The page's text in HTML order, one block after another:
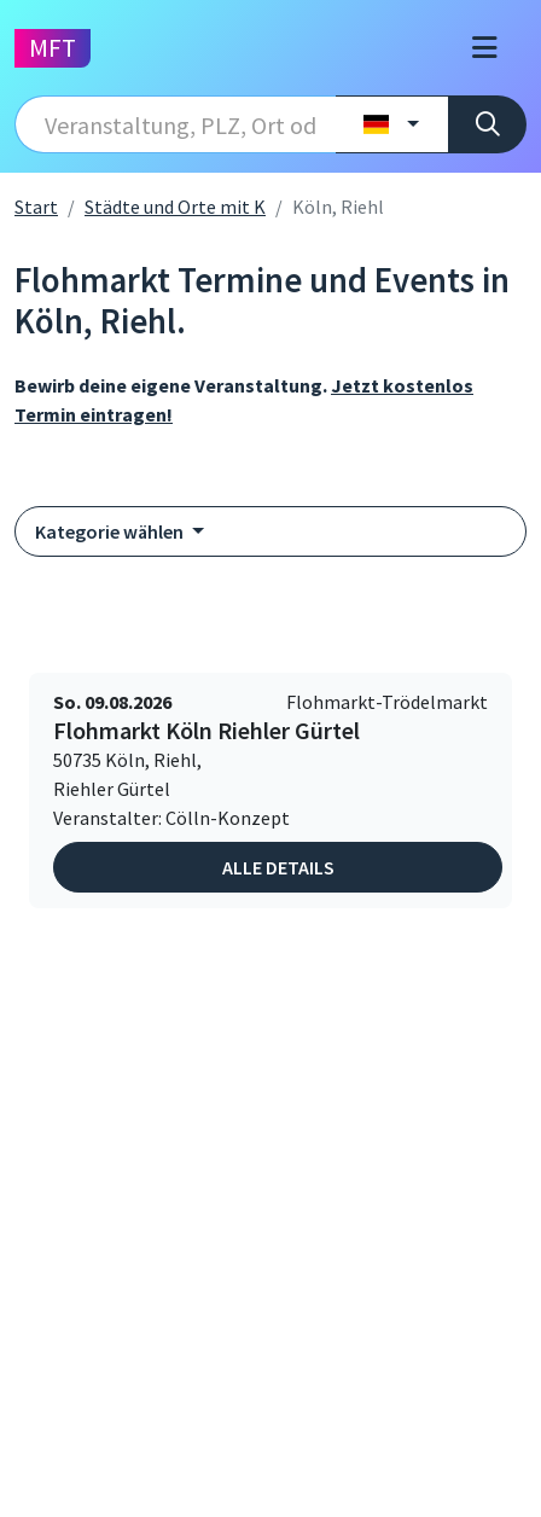
MFT
Start Städte und Orte mit K Köln, Riehl
Flohmarkt Termine und Events in
Köln, Riehl.
Bewirb deine eigene Veranstaltung.Jetzt kostenlos
Termin eintragen!
Kategorie wählen
So. 09.08.2026 Flohmarkt-Trödelmarkt
Flohmarkt Köln Riehler Gürtel
50735 Köln, Riehl,
Riehler Gürtel
Veranstalter: Cölln-Konzept
ALLE DETAILS